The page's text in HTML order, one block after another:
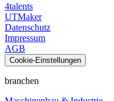
4talents
UTMaker
Datenschutz
Impressum
AGB
Cookie-Einstellungen
branchen